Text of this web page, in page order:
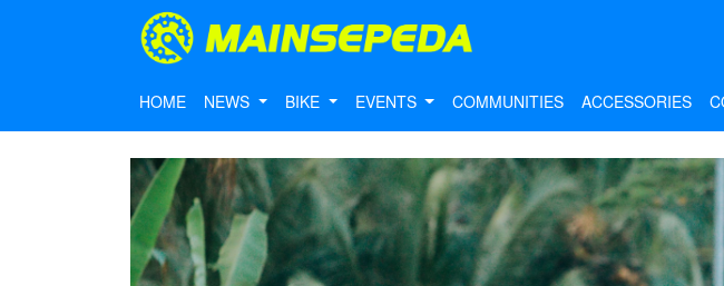
HOME NEWS BIKE EVENTS COMMUNITIES ACCESSORIES